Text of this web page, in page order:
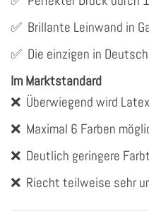
✅ Brillante Leinwand in
✅ Die einzigen in
Im Marktstandard
❌ Überwiegend wird
❌ Maximal 6 Farben
❌ Deutlich geringere
❌ Riecht teilweise sehr